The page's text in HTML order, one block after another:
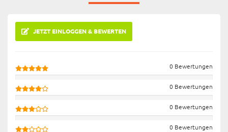
JETZT EINLOGGEN & BEWERTEN
0 Bewertungen
0 Bewertungen
0 Bewertungen
0 Bewertungen